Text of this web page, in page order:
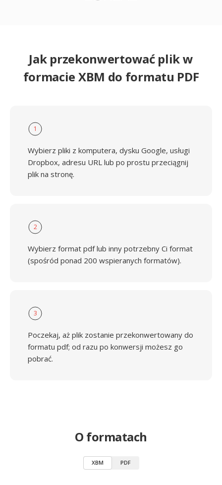
Jak przekonwertować plik w
formacie XBM do formatu PDF
1
Wybierz pliki z komputera, dysku Google, usługi
Dropbox, adresu URL lub po prostu przeciągnij
plik na stronę.
2
Wybierz format pdf lub inny potrzebny Ci format
(spośród ponad 200 wspieranych formatów).
3
Poczekaj, aż plik zostanie przekonwertowany do
formatu pdf; od razu po konwersji możesz go
pobrać.
O formatach
XBM PDF